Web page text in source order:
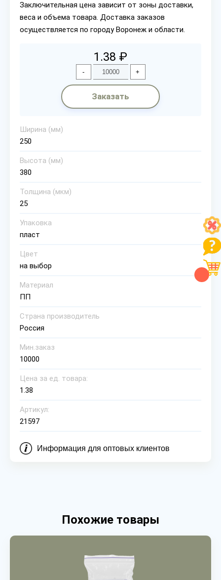
Заключительная цена зависит от зоны доставки,
веса и объема товара. Доставка заказов
осуществляется по городу Воронеж и области.
1.38 ₽
- +
Заказать
Ширина (мм)
250
Высота (мм)
380
Толщина (мкм)
25
Упаковка
пласт
Цвет
на выбор
Материал
ПП
Страна производитель
Россия
Мин.заказ
10000
Цена за ед. товара:
1.38
Артикул:
21597
Информация для оптовых клиентов
Похожие товары